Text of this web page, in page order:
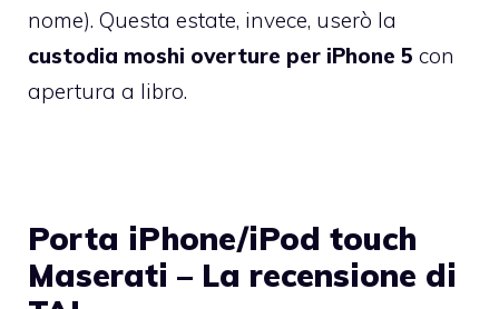
nome). Questa estate, invece, userò la
custodia moshi overture per iPhone 5 con
apertura a libro.
Porta iPhone/iPod touch
Maserati – La recensione di